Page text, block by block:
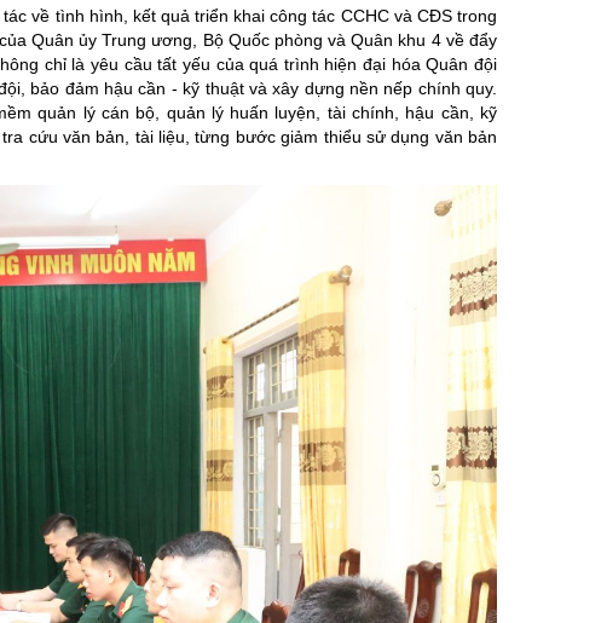
về tình hình, kết quả triển khai công tác CCHC và CĐS trong
Quân ủy Trung ương, Bộ Quốc phòng và Quân khu 4 về đẩy
chỉ là yêu cầu tất yếu của quá trình hiện đại hóa Quân đội
bảo đảm hậu cần - kỹ thuật và xây dựng nền nếp chính quy.
quản lý cán bộ, quản lý huấn luyện, tài chính, hậu cần, kỹ
cứu văn bản, tài liệu, từng bước giảm thiểu sử dụng văn bản